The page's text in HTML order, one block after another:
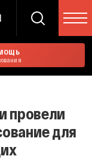
провели
для